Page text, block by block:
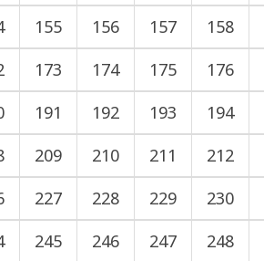
155 156 157 158
173 174 175 176
191 192 193 194
209 210 211 212
227 228 229 230
245 246 247 248